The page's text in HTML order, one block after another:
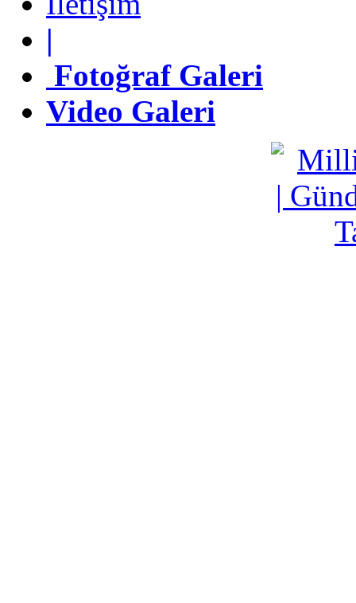
Fotoğraf Galeri
Video Galeri
|
Fotoğraf Galeri
Video Galeri